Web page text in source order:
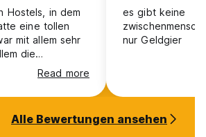
Hostels, in dem
eine tollen
mit allem sehr
die
sehr hilfsbereit
für Gespräche.
Read more
es gibt keine
nur Geldgier
Alle Bewertungen ansehen